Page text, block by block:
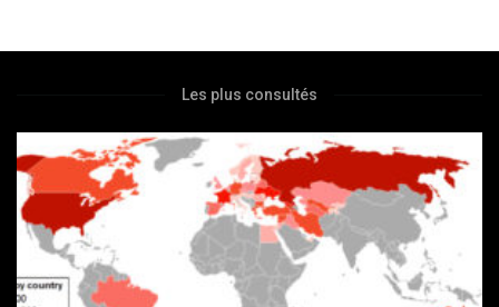
Les plus consultés